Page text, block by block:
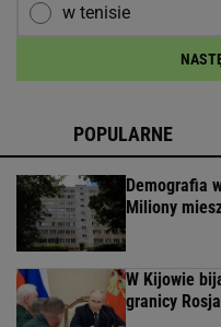
w tenisie
POPULARNE
Demografia
Miliony
W Kijowie
granicy